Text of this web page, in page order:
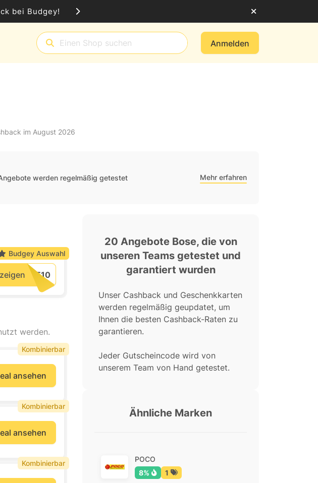
bei Budgey!
Anmelden
im August 2026
werden regelmäßig getestet Mehr erfahren
Budgey Auswahl
werden.
ansehen
Kombinierbar
ansehen
Kombinierbar
Kombinierbar
20 Angebote Bose, die von
unseren Teams getestet und
garantiert wurden
Unser Cashback und Geschenkkarten
werden regelmäßig geupdatet, um
Ihnen die besten Cashback-Raten zu
garantieren.
Jeder Gutscheincode wird von
unserem Team von Hand getestet.
Ähnliche Marken
POCO
8%
1